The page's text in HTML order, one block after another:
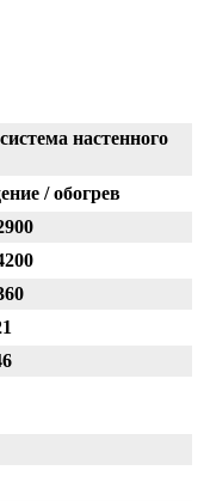
настенного
/ обогрев